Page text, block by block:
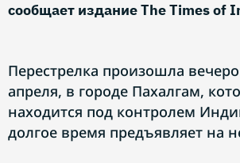
сообщает издание The Times of
Перестрелка произошла
апреля, в городе Пахалгам,
находится под контролем
долгое время предъявляет на